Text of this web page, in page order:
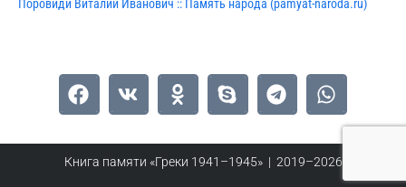
Поровиди Виталий Иванович :: Память народа (pamyat-naroda.ru)
Книга памяти «Греки 1941–1945» | 2019–2026